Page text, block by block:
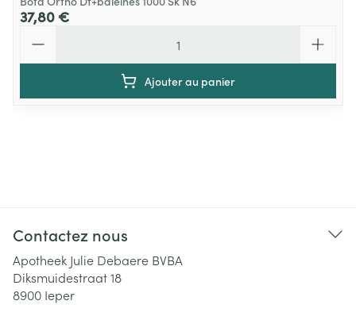
37,80 €
Ajouter au panier
Contactez nous
Apotheek Julie Debaere BVBA
Diksmuidestraat 18
8900 Ieper